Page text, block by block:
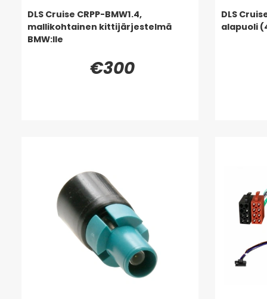
DLS Cruise CRPP-BMW1.4,
mallikohtainen kittijärjestelmä
BMW:lle
€300
DLS
alapuoli